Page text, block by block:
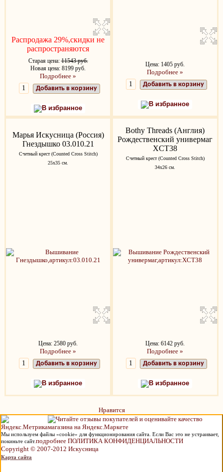
Распродажа 29%,скидки не
распространяются
Старая цена:11543 руб.
Новая цена: 8199 руб.
Подробнее »
Добавить в корзину
В избранное
Цена: 1405 руб.
Подробнее »
Добавить в корзину
В избранное
Марья Искусница (Россия)
Гнездышко 03.010.21
Счетный крест (Counted Cross Stitch)
25x35 см.
Цена: 2580 руб.
Подробнее »
Добавить в корзину
В избранное
Bothy Threads (Англия)
Рождественский универмаг
XCT38
Счетный крест (Counted Cross Stitch)
34х26 см.
Цена: 6142 руб.
Подробнее »
Добавить в корзину
В избранное
Нравится
Мы используем файлы «cookie» для функционирования сайта. Если Вас это не устраивает,
покиньте сайт.подробнее ПОЛИТИКА КОНФИДЕНЦИАЛЬНОСТИ
Copyright © 2007-2012 Искусница
Карта сайта